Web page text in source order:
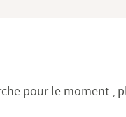
pour le moment ,